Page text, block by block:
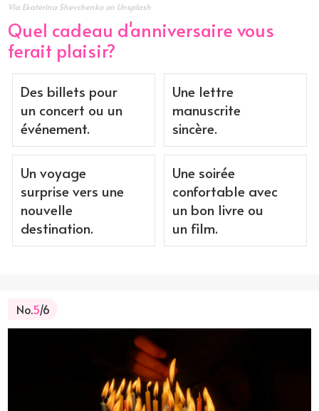
Via Ekaterina Shevchenko on Unsplash
Quel cadeau d'anniversaire vous
ferait plaisir?
Des billets pour
un concert ou un
événement.
Une lettre
manuscrite
sincère.
Un voyage
surprise vers une
nouvelle
destination.
Une soirée
confortable avec
un bon livre ou
un film.
No.5/6